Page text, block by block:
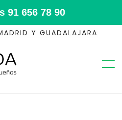
91 656 78 90
Y GUADALAJARA